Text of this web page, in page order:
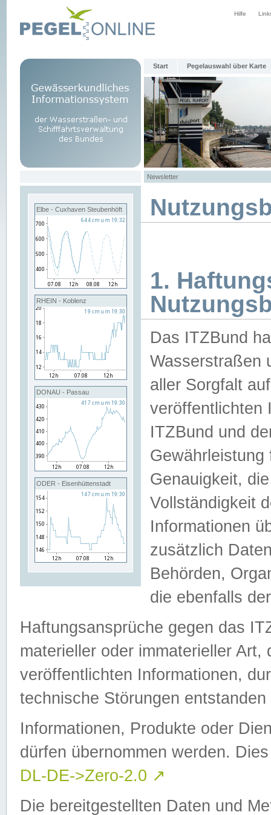
Hilfe
Start Pegelauswahl über Karte
Newsletter
Elbe - Cuxhaven Steubenhöft
RHEIN - Koblenz
DONAU - Passau
ODER - Eisenhüttenstadt
1.
Das ITZBund
Wasserstraßen
aller Sorgfalt
veröffentlichten
ITZBund und
Genauigkeit,
Vollständigkeit
Informationen
zusätzlich
Behörden,
die ebenfalls
Haftungsansprüche gegen das
materieller oder immaterieller
veröffentlichten Informationen,
technische Störungen
Informationen, Produkte oder
dürfen übernommen werden.
DL-DE->Zero-2.0 ↗
Die bereitgestellten Daten und